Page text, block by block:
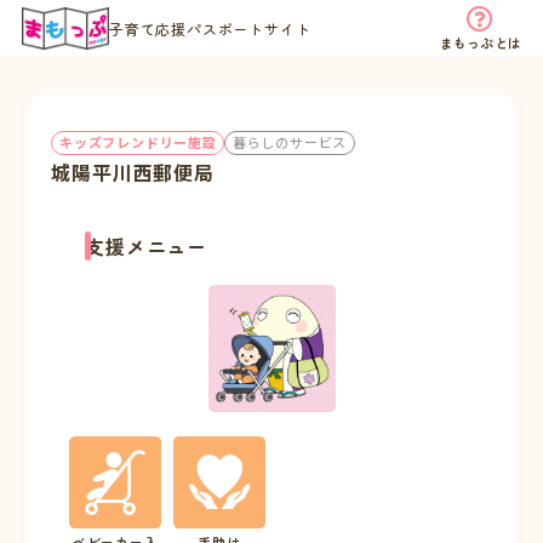
子育て応援パスポートサイト
まもっぷとは
キッズフレンドリー施設 暮らしのサービス
城陽平川西郵便局
支援メニュー